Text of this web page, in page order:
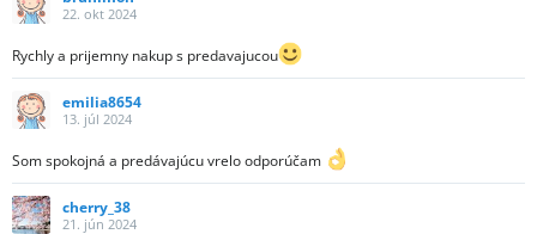
22. okt 2024
Rychly a prijemny nakup s predavajucou
emilia8654
13. júl 2024
Som spokojná a predávajúcu vrelo odporúčam
cherry_38
21. jún 2024